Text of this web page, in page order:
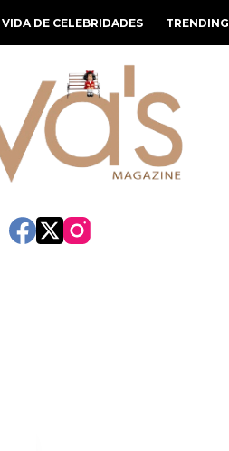
VIDA DE CELEBRIDADES TRENDING